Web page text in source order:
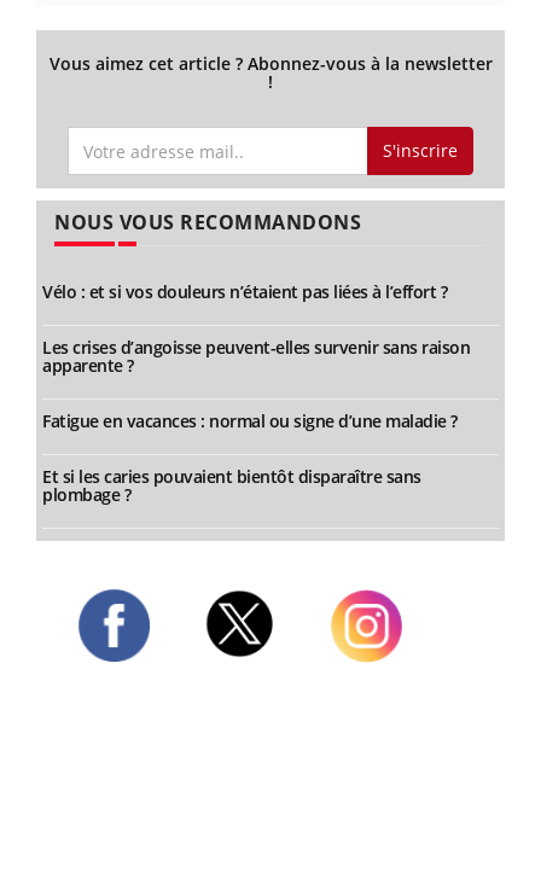
Vous aimez cet article ? Abonnez-vous à la newsletter
!
S'inscrire
NOUS VOUS RECOMMANDONS
Vélo : et si vos douleurs n’étaient pas liées à l’effort ?
Les crises d’angoisse peuvent-elles survenir sans raison
apparente ?
Fatigue en vacances : normal ou signe d’une maladie ?
Et si les caries pouvaient bientôt disparaître sans
plombage ?